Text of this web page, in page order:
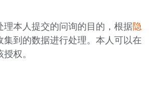
理本人提交的问询的目的，根据隐
集到的数据进行处理。本人可以在
权。